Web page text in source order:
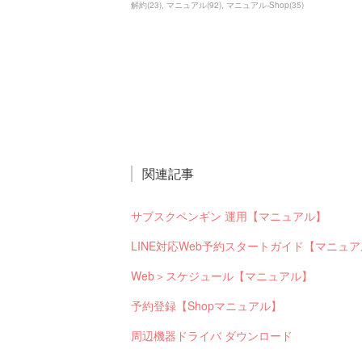
解約(23) マニュアル(92) マニュアル-Shop(35)
関連記事
サブスクペンギン 運用【マニュアル】
LINE対応Web予約スタートガイド【マニュ
Web＞スケジュール【マニュアル】
予約登録【Shopマニュアル】
周辺機器ドライバ ダウンロード